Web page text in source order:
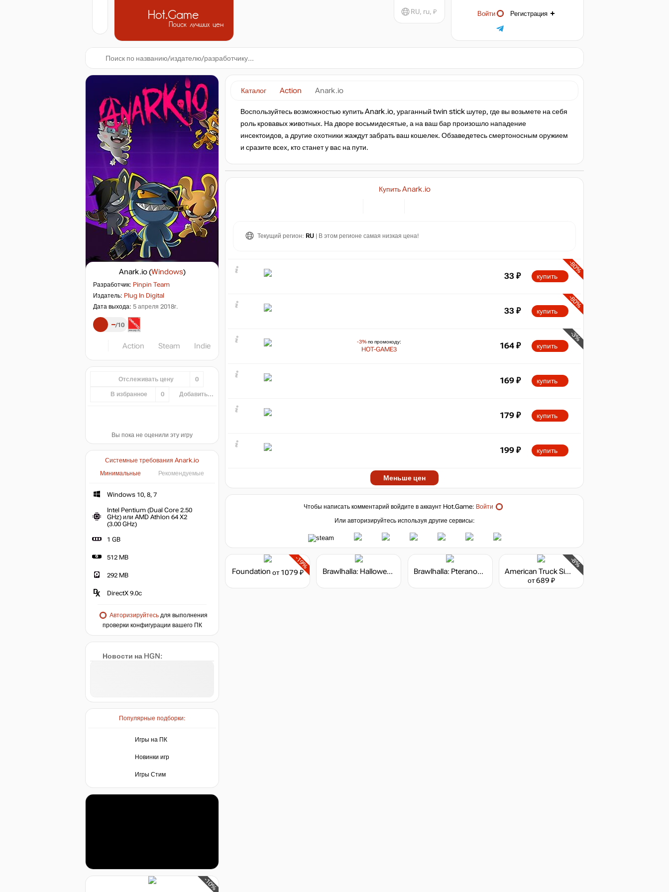
Hot.Game
Поиск лучших цен
Войти Регистрация
RU, ru, ₽
Anark.io (Windows)
Разработчик: Pinpin Team
Издатель: Plug In Digital
Дата выхода: 5 апреля 2018г.
– 10
Action Steam Indie
Отслеживать цену 0
В избранное 0 Добавить...
Вы пока не оценили эту игру
Системные требования Anark.io
Минимальные
Рекомендуемые
Windows 10, 8, 7
Intel Pentium (Dual Core 2.50
GHz) или AMD Athlon 64 X2
(3.00 GHz)
1 GB
512 MB
292 MB
DirectX 9.0c
Авторизируйтесьдля выполнения
проверки конфигурации вашего ПК
Новости на HGN:
Популярные подборки:
Игры на ПК
Новинки игр
Игры Стим
-10%
Каталог Action Anark.io
Воспользуйтесь возможностью купить Anark.io, ураганный twin stick шутер, где вы возьмете на себя
роль кровавых животных. На дворе восьмидесятые, а на ваш бар произошло нападение
инсектоидов, а другие охотники жаждут забрать ваш кошелек. Обзаведетесь смертоносным оружием
и сразите всех, кто станет у вас на пути.
Купить Anark.io
Текущий регион: RU | В этом регионе самая низкая цена!
-80%
33 ₽ купить
-80%
33 ₽ купить
-3%по промокоду:
HOT-GAME3
-3%
164 ₽ купить
169 ₽ купить
179 ₽ купить
199 ₽ купить
Меньше цен
Чтобы написать комментарий войдите в аккаунт Hot.Game: Войти
Или авторизируйтесь используя другие сервисы:
-19%
Foundation от 1079 ₽ Brawlhalla: Halloween Bundle Brawlhalla: Pteranodon Gnash Skin
-8%
American Truck Simulator - Oregon
от 689 ₽